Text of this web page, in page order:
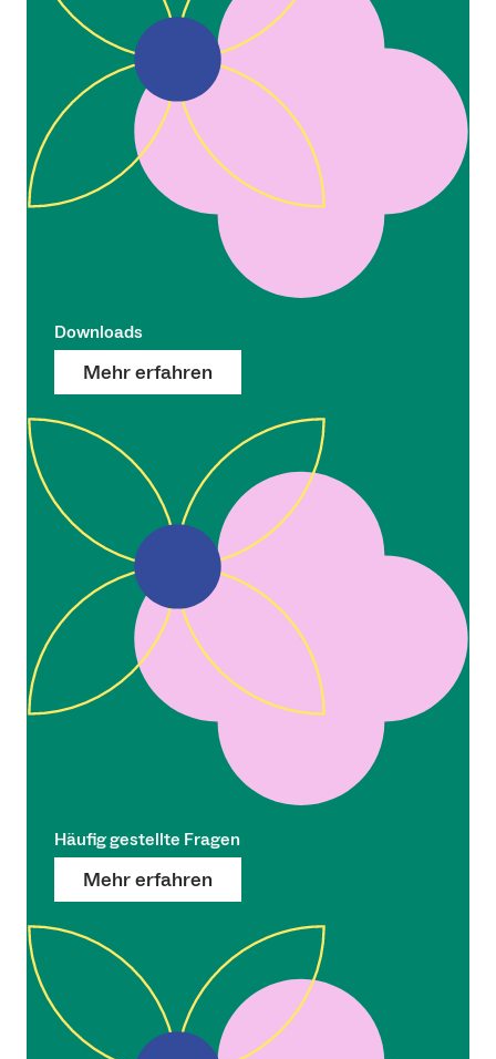
Downloads
Mehr erfahren
Häufig gestellte Fragen
Mehr erfahren